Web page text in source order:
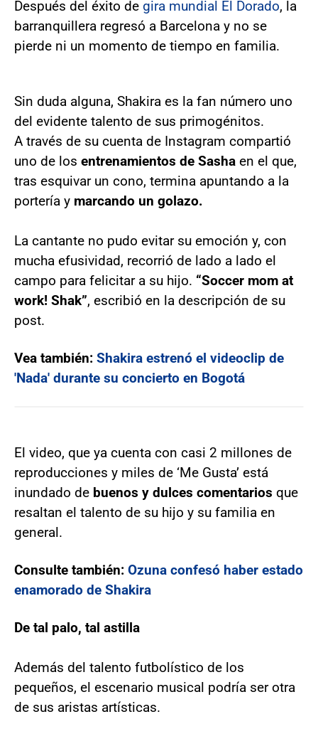
Después del éxito de gira mundial El Dorado, la
barranquillera regresó a Barcelona y no se
pierde ni un momento de tiempo en familia.
Sin duda alguna, Shakira es la fan número uno
del evidente talento de sus primogénitos.
A través de su cuenta de Instagram compartió
uno de los entrenamientos de Sasha en el que,
tras esquivar un cono, termina apuntando a la
portería y marcando un golazo.
La cantante no pudo evitar su emoción y, con
mucha efusividad, recorrió de lado a lado el
campo para felicitar a su hijo. “Soccer mom at
work! Shak”, escribió en la descripción de su
post.
Vea también: Shakira estrenó el videoclip de
'Nada' durante su concierto en Bogotá
El video, que ya cuenta con casi 2 millones de
reproducciones y miles de ‘Me Gusta’ está
inundado de buenos y dulces comentarios que
resaltan el talento de su hijo y su familia en
general.
Consulte también: Ozuna confesó haber estado
enamorado de Shakira
De tal palo, tal astilla
Además del talento futbolístico de los
pequeños, el escenario musical podría ser otra
de sus aristas artísticas.